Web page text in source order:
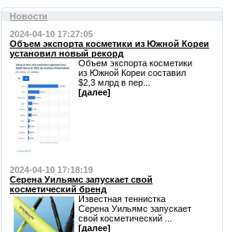
Новости
2024-04-10 17:27:05
Объем экспорта косметики из Южной Кореи
установил новый рекорд
Объем экспорта косметики
из Южной Кореи составил
$2,3 млрд в пер...
[далее]
2024-04-10 17:18:19
Серена Уильямс запускает свой
косметический бренд
Известная теннистка
Серена Уильямс запускает
свой косметический ...
[далее]